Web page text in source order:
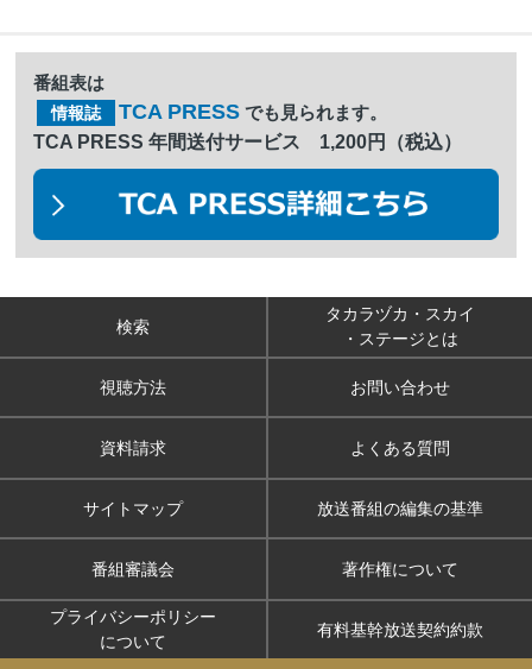
番組表は
情報誌 TCA PRESS でも見られます。
TCA PRESS 年間送付サービス 1,200円（税込）
検索
タカラヅカ・スカイ
・ステージとは
視聴方法 お問い合わせ
資料請求 よくある質問
サイトマップ 放送番組の編集の基準
番組審議会 著作権について
プライバシーポリシー
について
有料基幹放送契約約款